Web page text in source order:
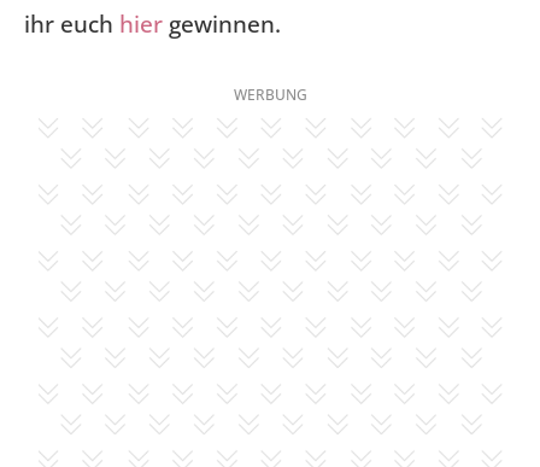
ihr euch hier gewinnen.
WERBUNG